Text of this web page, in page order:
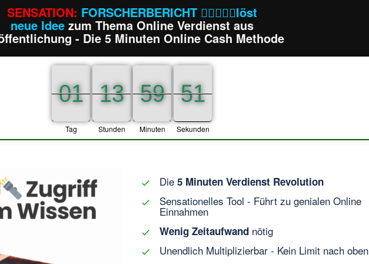
SENSATION: FORSCHERBERICHT ⛓️‍💥🔦📒🚀löst
neue Idee zum Thema Online Verdienst aus
- Die 5 Minuten Online Cash Methode
01
01
01
Tag
13
13
13
Stunden
59
59
59
Minuten
51
50
51
Sekunden
Die 5 Minuten Verdienst Revolution
Sensationelles Tool - Führt zu genialen Online
Einnahmen
Wenig Zeitaufwand nötig
Unendlich Multiplizierbar - Kein Limit nach oben